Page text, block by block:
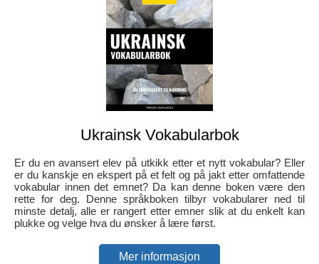
Ukrainsk Vokabularbok
Er du en avansert elev på utkikk etter et nytt vokabular? Eller
er du kanskje en ekspert på et felt og på jakt etter omfattende
vokabular innen det emnet? Da kan denne boken være den
rette for deg. Denne språkboken tilbyr vokabularer ned til
minste detalj, alle er rangert etter emner slik at du enkelt kan
plukke og velge hva du ønsker å lære først.
Mer informasjon